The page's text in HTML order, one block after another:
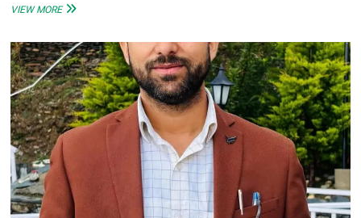
VIEW MOREनाथपा
पावर
प्रोजेक्ट
15
सौ
मेगावाट
की
और
से
सभी
देश